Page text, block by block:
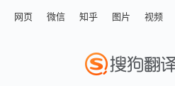
网页 微信 知乎 图片 视频